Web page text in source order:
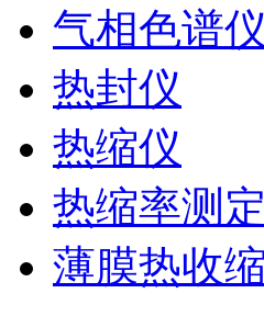
气相色谱仪
热封仪
热缩仪
热缩率测
薄膜热收